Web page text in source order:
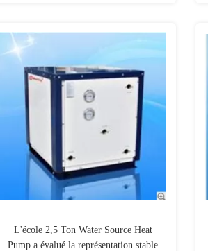
L'école 2,5 Ton Water Source Heat
Pump a évalué la représentation stable